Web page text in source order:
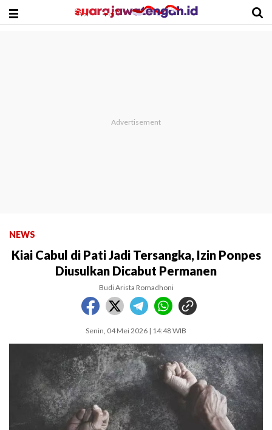
NEWS
Kiai Cabul di Pati Jadi Tersangka, Izin Ponpes
Diusulkan Dicabut Permanen
Budi Arista Romadhoni
Senin, 04 Mei 2026 | 14:48 WIB